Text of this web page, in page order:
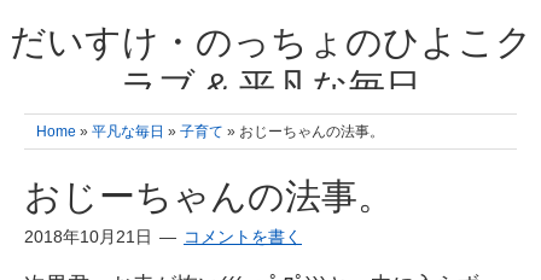
だいすけ・のっちょのひよこク
ラブ & 平凡な毎日
我が家の3人のひよこ成長日記と雑記 何十年後かに、大きくなったひよ
こ達とこの成長記を読み返すことを夢見て。& 3児ママの平凡日記 日々
Home » 平凡な毎日 » 子育て » おじーちゃんの法事。
おじーちゃんの法事。
2018年10月21日 コメントを書く